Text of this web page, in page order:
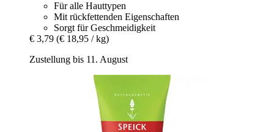
Für alle Hauttypen
Mit rückfettenden Eigenschaften
Sorgt für Geschmeidigkeit
€ 3,79 (€ 18,95 / kg)
Zustellung bis 11. August